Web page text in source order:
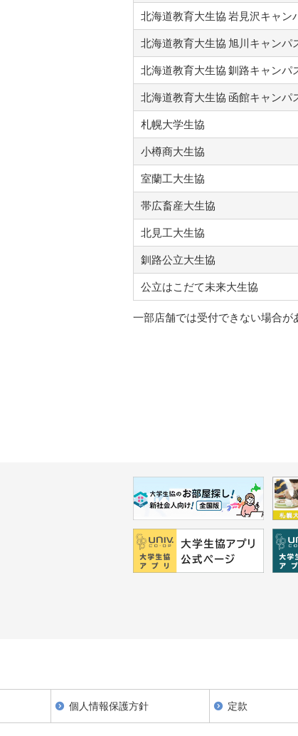
北海道教育大生協 岩見沢キャン
北海道教育大生協 旭川キャンパ
北海道教育大生協 釧路キャンパ
北海道教育大生協 函館キャンパ
札幌大学生協
小樽商大生協
室蘭工大生協
帯広畜産大生協
北見工大生協
釧路公立大生協
公立はこだて未来大生協
一部店舗では受付できない場合が
個人情報保護方針 定款